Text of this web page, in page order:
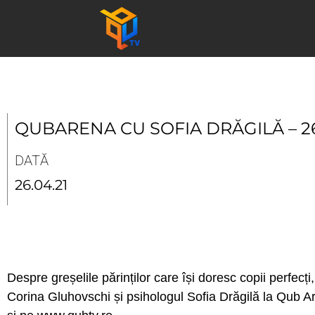
QUBARENA CU SOFIA DRĂGILĂ –
DATĂ
26.04.21
Despre greșelile părinților care își doresc copii
Corina Gluhovschi și psihologul Sofia Drăgilă la Qub